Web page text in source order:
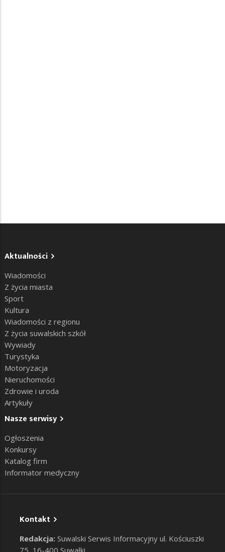
Aktualności
Wiadomości
Z życia miasta
Sport
Kultura
Wiadomości z regionu
Z życia suwalskich szkół
Wywiady
Turystyka
Motoryzacja
Nieruchomości
Zdrowie i uroda
Artykuły
Nasze serwisy
Ogłoszenia
Konkursy
Katalog firm
Informator medyczny
Kontakt
Redakcja: Suwalski Serwis Informacyjny ul. Kościuszki
75, 16-400 Suwałki